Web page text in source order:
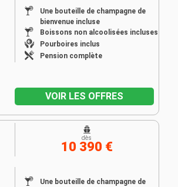
Une bouteille de champagne de
bienvenue incluse
Boissons non alcoolisées incluses
Pourboires inclus
Pension complète
VOIR LES OFFRES
Une bouteille de champagne de
dès
10 390 €